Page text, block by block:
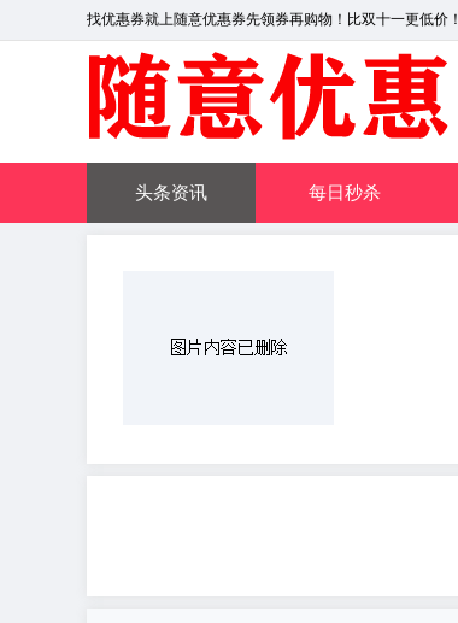
找优惠券就上随意优惠券先领券再购物！比双十一更低价！
头条资讯 每日秒杀